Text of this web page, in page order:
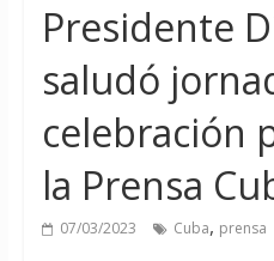
Presidente
saludó
celebración
la Prensa
07/03/2023 Cuba, prensa